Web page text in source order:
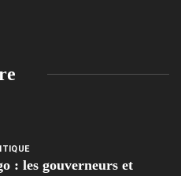
: les gouverneurs et